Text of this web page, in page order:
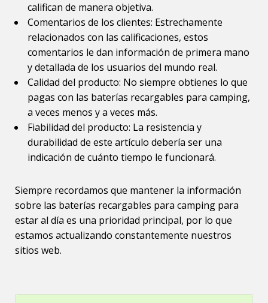
califican de manera objetiva.
Comentarios de los clientes: Estrechamente
relacionados con las calificaciones, estos
comentarios le dan información de primera mano
y detallada de los usuarios del mundo real.
Calidad del producto: No siempre obtienes lo que
pagas con las baterías recargables para camping,
a veces menos y a veces más.
Fiabilidad del producto: La resistencia y
durabilidad de este artículo debería ser una
indicación de cuánto tiempo le funcionará.
Siempre recordamos que mantener la información
sobre las baterías recargables para camping para
estar al día es una prioridad principal, por lo que
estamos actualizando constantemente nuestros
sitios web.